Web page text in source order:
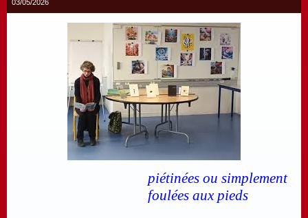
03/05/2026
piétinées ou simplement
foulées aux pieds